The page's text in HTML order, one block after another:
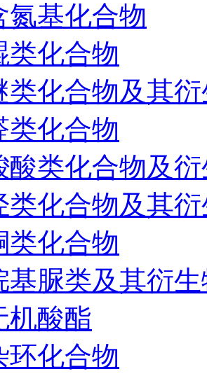
氮基化合物
类化合物
类化合物及其
类化合物
酸类化合物及
类化合物及其
类化合物
基脲类及其衍
机酸酯
环化合物